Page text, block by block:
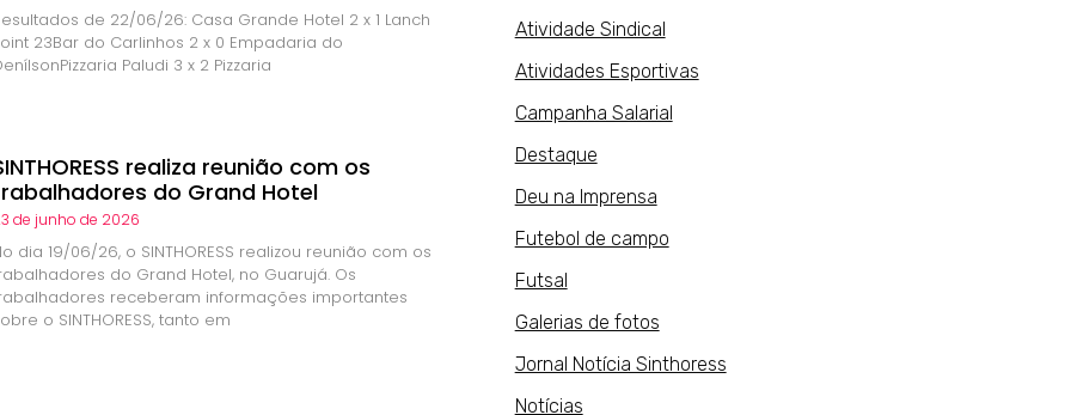
de 22/06/26: Casa Grande Hotel 2 x 1 Lanch
23Bar do Carlinhos 2 x 0 Empadaria do
Paludi 3 x 2 Pizzaria
realiza reunião com os
do Grand Hotel
de junho de 2026
dia 19/06/26, o SINTHORESS realizou reunião com os
do Grand Hotel, no Guarujá. Os
receberam informações importantes
o SINTHORESS, tanto em
Atividade Sindical
Atividades Esportivas
Campanha Salarial
Destaque
Deu na Imprensa
Futebol de campo
Futsal
Galerias de fotos
Jornal Notícia Sinthoress
Notícias